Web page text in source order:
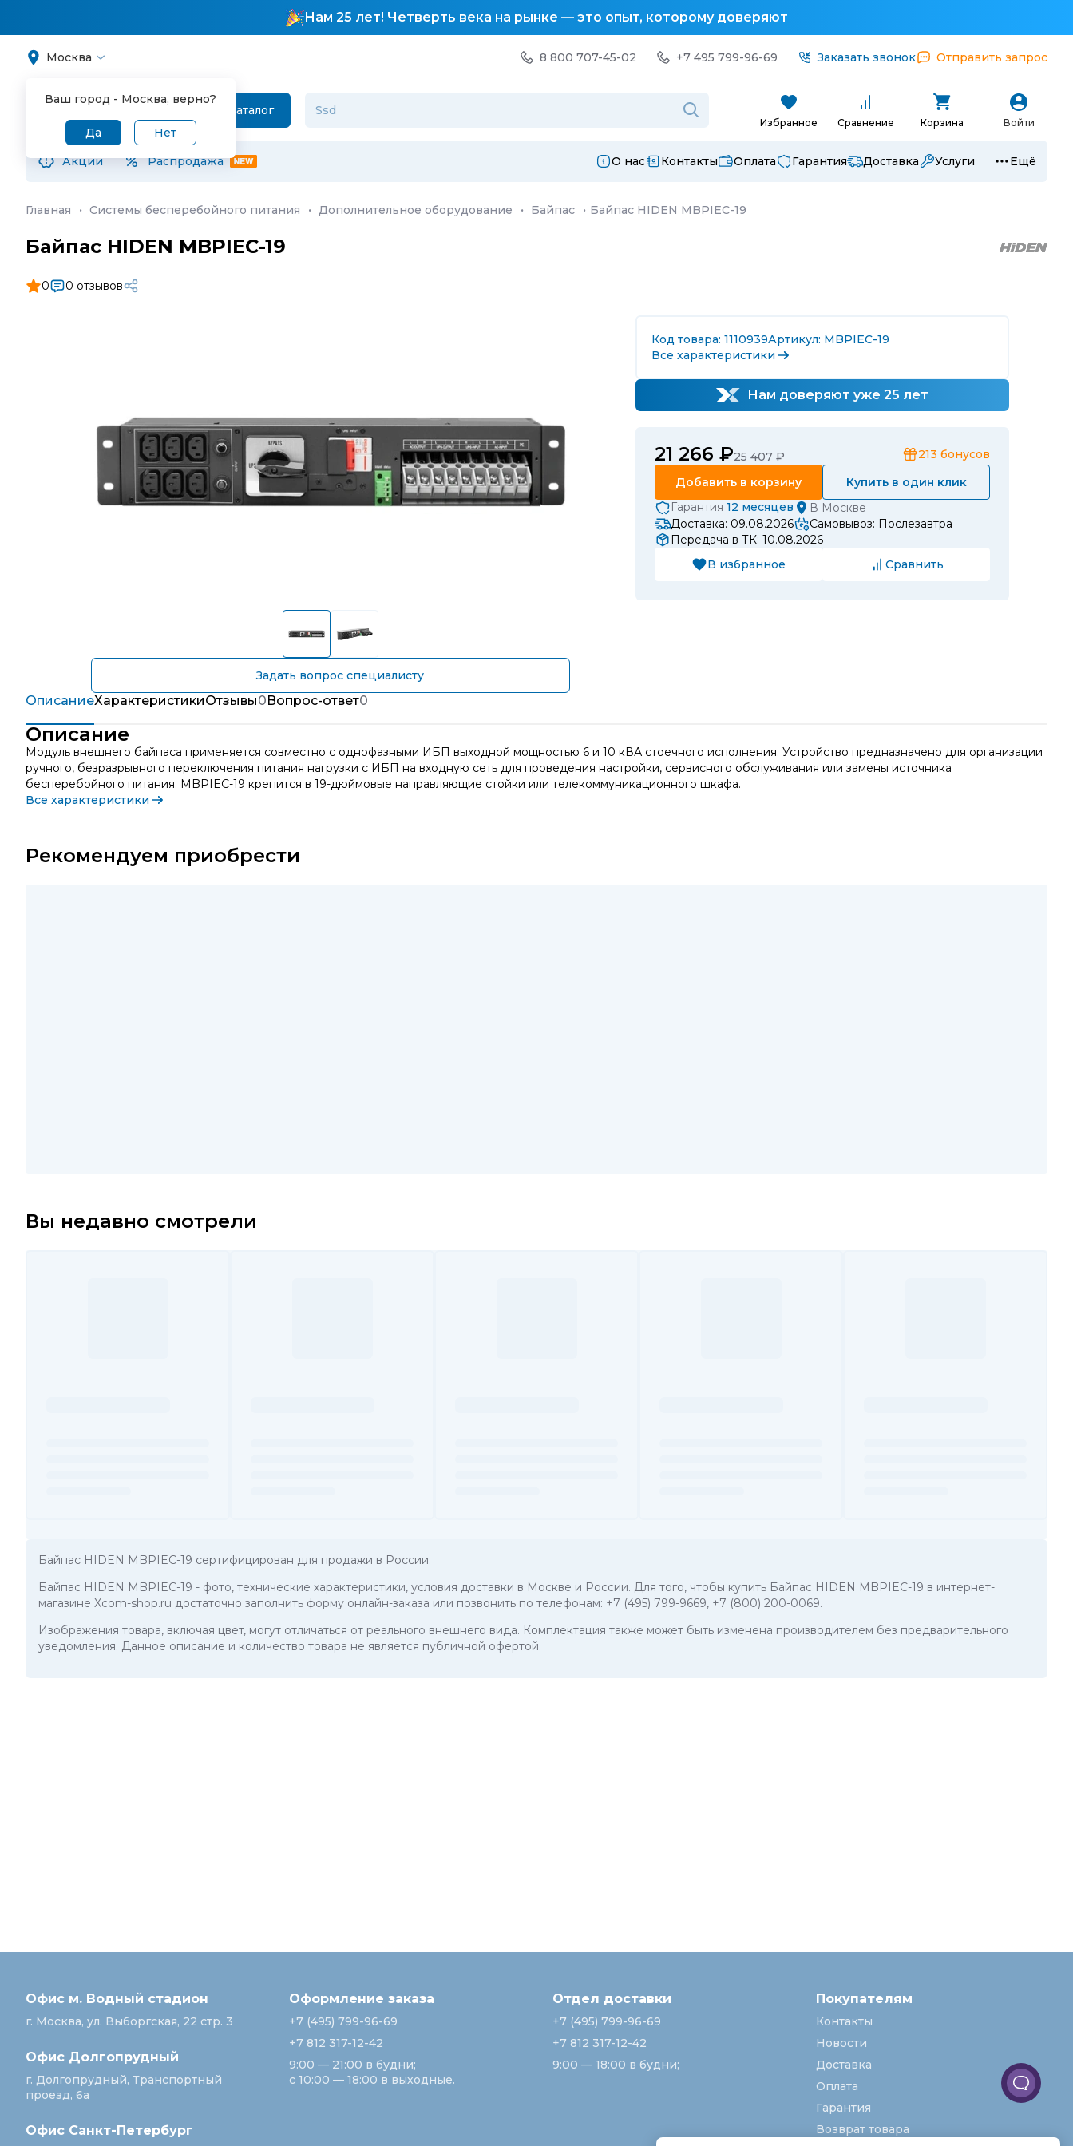
Нам 25 лет! Четверть века на рынке — это опыт, которому доверяют
Москва
Ваш город - Москва, верно?
Да Нет
8 800 707-45-02 +7 495 799-96-69 Заказать звонок Отправить запрос
Каталог
Избранное Сравнение Корзина Войти
Акции Распродажа О нас Контакты Оплата Гарантия Доставка Услуги Ещё
Главная · Системы бесперебойного питания · Дополнительное оборудование · Байпас · Байпас HIDEN MBPIEC-19
Байпас HIDEN MBPIEC-19
0 0 отзывов
Задать вопрос специалисту
Код товара: 1110939Артикул: MBPIEC-19
Все характеристики
Нам доверяют уже 25 лет
21 266 ₽25 407 ₽ 213 бонусов
Добавить в корзину
Купить в один клик
Гарантия 12 месяцев В Москве
Доставка: 09.08.2026
Самовывоз: Послезавтра
Передача в ТК: 10.08.2026
В избранное
Сравнить
ОписаниеХарактеристикиОтзывы0Вопрос-ответ0
Описание
Модуль внешнего байпаса применяется совместно с однофазными ИБП выходной мощностью 6 и 10 кВА стоечного исполнения. Устройство предназначено для организации
ручного, безразрывного переключения питания нагрузки с ИБП на входную сеть для проведения настройки, сервисного обслуживания или замены источника
бесперебойного питания. MBPIEC-19 крепится в 19-дюймовые направляющие стойки или телекоммуникационного шкафа.
Все характеристики
Рекомендуем приобрести
Вы недавно смотрели
Байпас HIDEN MBPIEC-19 сертифицирован для продажи в России.
Байпас HIDEN MBPIEC-19 - фото, технические характеристики, условия доставки в Москве и России. Для того, чтобы купить Байпас HIDEN MBPIEC-19 в интернет-
магазине Xcom-shop.ru достаточно заполнить форму онлайн-заказа или позвонить по телефонам: +7 (495) 799-9669, +7 (800) 200-0069.
Изображения товара, включая цвет, могут отличаться от реального внешнего вида. Комплектация также может быть изменена производителем без предварительного
уведомления. Данное описание и количество товара не является публичной офертой.
Офис м. Водный стадион
г. Москва, ул. Выборгская, 22 стр. 3
Офис Долгопрудный
г. Долгопрудный, Транспортный
проезд, 6а
Офис Санкт‑Петербург
Оформление заказа
+7 (495) 799-96-69
+7 812 317-12-42
9:00 — 21:00 в будни;
с 10:00 — 18:00 в выходные.
Отдел доставки
+7 (495) 799-96-69
+7 812 317-12-42
9:00 — 18:00 в будни;
Покупателям
Контакты
Новости
Доставка
Оплата
Гарантия
Возврат товара